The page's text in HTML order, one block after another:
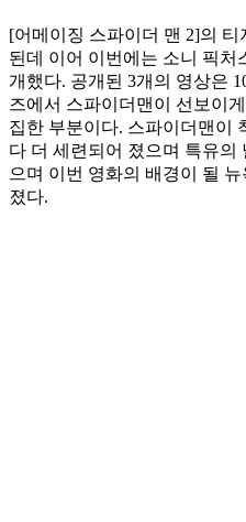
[어메이징 스파이더 맨 2]의
된데 이어 이번에는 소니 픽처
개했다. 공개된 3개의 영상은
즈에서 스파이더맨이 선보이
집한 부분이다. 스파이더맨이
다 더 세련되어 졌으며 특유의
으며 이번 영화의 배경이 될
졌다.